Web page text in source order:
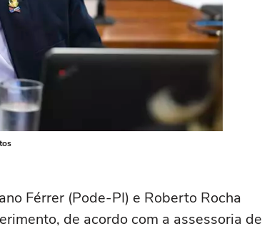
Férrer (Pode-PI) e Roberto Rocha
de acordo com a assessoria de